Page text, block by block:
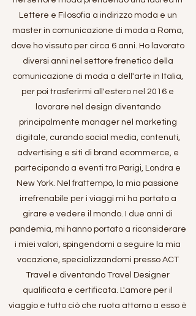
Lettere e Filosofia a indirizzo moda e un
master in comunicazione di moda a Roma,
dove ho vissuto per circa 6 anni. Ho lavorato
diversi anni nel settore frenetico della
comunicazione di moda a dell'arte in Italia,
per poi trasferirmi all'estero nel 2016 e
lavorare nel design diventando
principalmente manager nel marketing
digitale, curando social media, contenuti,
advertising e siti di brand ecommerce, e
partecipando a eventi tra Parigi, Londra e
New York. Nel frattempo, la mia passione
irrefrenabile per i viaggi mi ha portato a
girare e vedere il mondo. I due anni di
pandemia, mi hanno portato a riconsiderare
i miei valori, spingendomi a seguire la mia
vocazione, specializzandomi presso ACT
Travel e diventando Travel Designer
qualificata e certificata. L'amore per il
viaggio e tutto ciò che ruota attorno a esso è